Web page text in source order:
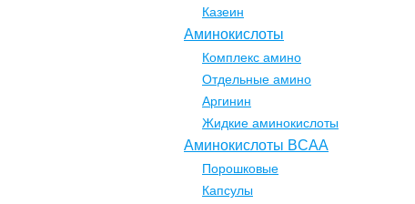
Казеин
Аминокислоты
Комплекс амино
Отдельные амино
Аргинин
Жидкие аминокислоты
Аминокислоты BCAA
Порошковые
Капсулы